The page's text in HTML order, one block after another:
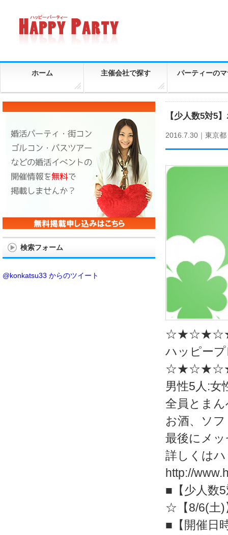
ホーム 主催会社で探す パーティーの
【少人数5対5
2016.7.30｜ 東京都
ハッピー
男性5人:女
全員とま
お酒、ソ
最後にメ
詳しくは
http://
■【少人数
☆【8/6(土)
■【開催日
検索フォーム
@konkatsu33 からのツイート